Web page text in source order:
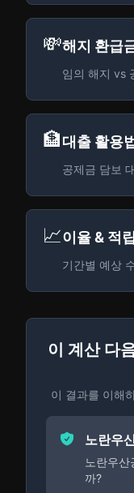
💸해지 환급
임의 해지 vs
🏦대출 활용법
공제금 담보
📈이율 & 적
기간별 예상
이 계산 다
이 결과를 이해
노란우
노란우
까?